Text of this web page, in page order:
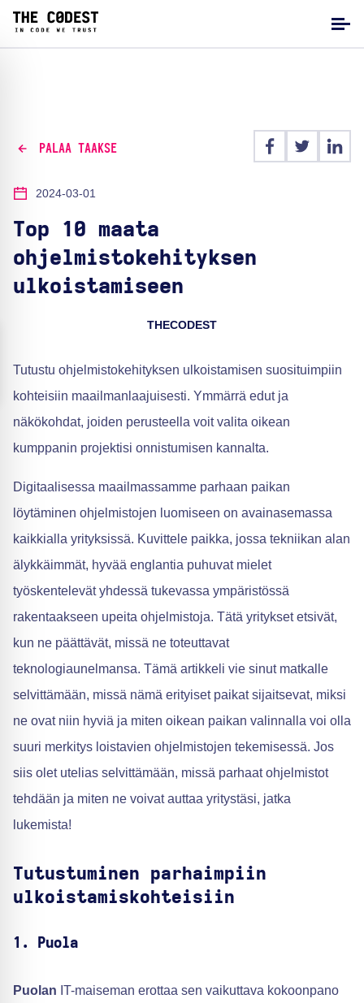
PALAA TAAKSE
2024-03-01
Top 10 maata
ohjelmistokehityksen
ulkoistamiseen
THECODEST
Tutustu ohjelmistokehityksen ulkoistamisen suosituimpiin
kohteisiin maailmanlaajuisesti. Ymmärrä edut ja
näkökohdat, joiden perusteella voit valita oikean
kumppanin projektisi onnistumisen kannalta.
Digitaalisessa maailmassamme parhaan paikan
löytäminen ohjelmistojen luomiseen on avainasemassa
kaikkialla yrityksissä. Kuvittele paikka, jossa tekniikan alan
älykkäimmät, hyvää englantia puhuvat mielet
työskentelevät yhdessä tukevassa ympäristössä
rakentaakseen upeita ohjelmistoja. Tätä yritykset etsivät,
kun ne päättävät, missä ne toteuttavat
teknologiaunelmansa. Tämä artikkeli vie sinut matkalle
selvittämään, missä nämä erityiset paikat sijaitsevat, miksi
ne ovat niin hyviä ja miten oikean paikan valinnalla voi olla
suuri merkitys loistavien ohjelmistojen tekemisessä. Jos
siis olet utelias selvittämään, missä parhaat ohjelmistot
tehdään ja miten ne voivat auttaa yritystäsi, jatka
lukemista!
Tutustuminen parhaimpiin
ulkoistamiskohteisiin
1. Puola
Puolan IT-maiseman erottaa sen vaikuttava kokoonpano